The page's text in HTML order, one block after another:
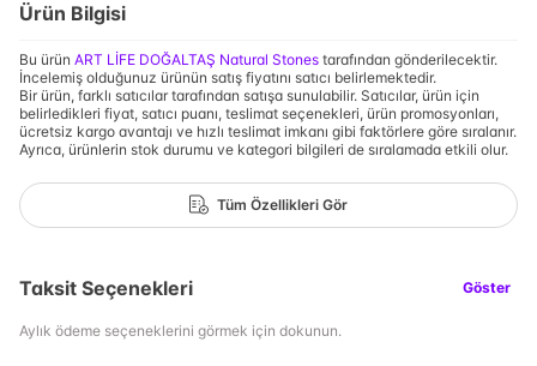
Ürün Bilgisi
Bu ürün ART LİFE DOĞALTAŞ Natural Stones tarafından gönderilecektir.
İncelemiş olduğunuz ürünün satış fiyatını satıcı belirlemektedir.
Bir ürün, farklı satıcılar tarafından satışa sunulabilir. Satıcılar, ürün için
belirledikleri fiyat, satıcı puanı, teslimat seçenekleri, ürün promosyonları,
ücretsiz kargo avantajı ve hızlı teslimat imkanı gibi faktörlere göre sıralanır.
Ayrıca, ürünlerin stok durumu ve kategori bilgileri de sıralamada etkili olur.
Tüm Özellikleri Gör
Taksit Seçenekleri Göster
Aylık ödeme seçeneklerini görmek için dokunun.